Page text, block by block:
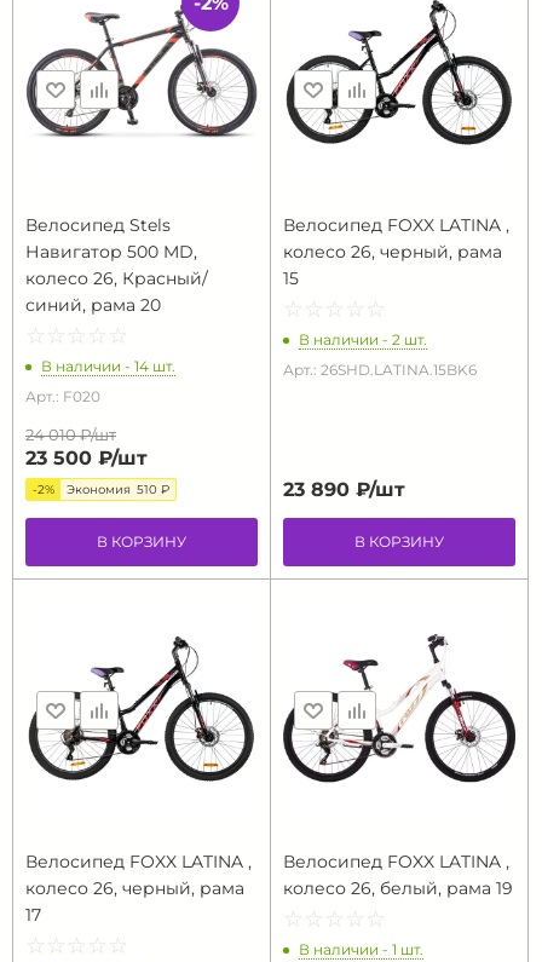
Велосипед Stels
Навигатор 500 MD,
колесо 26, Красный/
синий, рама 20
☆ ☆ ☆ ☆ ☆
★ ★ ★ ★ ★
В наличии - 14 шт.
Арт.: F020
24 010 ₽/шт
23 500 ₽/шт
-2% Экономия 510 ₽
В КОРЗИНУ
Велосипед FOXX LATINA ,
колесо 26, черный, рама
15
☆ ☆ ☆ ☆ ☆
★ ★ ★ ★ ★
В наличии - 2 шт.
Арт.: 26SHD.LATINA.15BK6
23 890 ₽/шт
В КОРЗИНУ
Велосипед FOXX LATINA ,
колесо 26, черный, рама
17
☆ ☆ ☆ ☆ ☆
★ ★ ★ ★ ★
Велосипед FOXX LATINA ,
колесо 26, белый, рама 19
☆ ☆ ☆ ☆ ☆
★ ★ ★ ★ ★
В наличии - 1 шт.